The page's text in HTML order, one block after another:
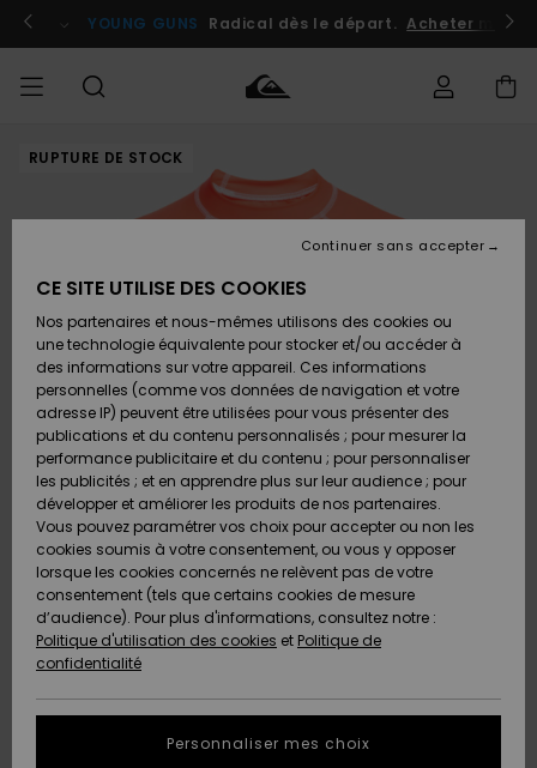
l'information
le
Se connecter / s'inscrire
YOUNG GUNS Radical dès le départ. Acheter
HOMME Vêtements
Chaussures
& Tongs
Surf
Snow
Nouveautés
A
Découvrir
Vêtements
Chaussures
& Tongs
Surf
Snow
Nouveautés
A
Découvrir
FEMME
Shop
A
Découvrir
Snow
SURF
Surf
Shop
Homme
Surf
Shop
Enfant
Highlights
Communauté
SNOW
Snow
Shop
Homme
Snow
Shop
Enfant
Snow
Shop
Femme
A
Découvrir
Communauté
OUTLET
Outlet
Homme
Enfant
Outlet
Femme
AIDE &
CONTACT
Accéder à
commande
Retours
Paiement
Carte
Cadeau
Quiksilver
Freedom
Protection
des
tailles
MAGASINS
QUIKSILVER
RUPTURE DE STOCK
CE SITE UTILISE DES COOKIES
Nos partenaires et nous-mêmes utilisons des cookies ou
une technologie équivalente pour stocker et/ou accéder à
des informations sur votre appareil. Ces informations
personnelles (comme vos données de navigation et votre
adresse IP) peuvent être utilisées pour vous présenter des
publications et du contenu personnalisés ; pour mesurer la
performance publicitaire et du contenu ; pour personnaliser
les publicités ; et en apprendre plus sur leur audience ; pour
développer et améliorer les produits de nos partenaires.
Vous pouvez paramétrer vos choix pour accepter ou non les
cookies soumis à votre consentement, ou vous y opposer
lorsque les cookies concernés ne relèvent pas de votre
consentement (tels que certains cookies de mesure
d’audience). Pour plus d'informations, consultez notre :
Politique d'utilisation des cookies et Politique de
confidentialité
Personnaliser mes choix
Continuer sans accepter